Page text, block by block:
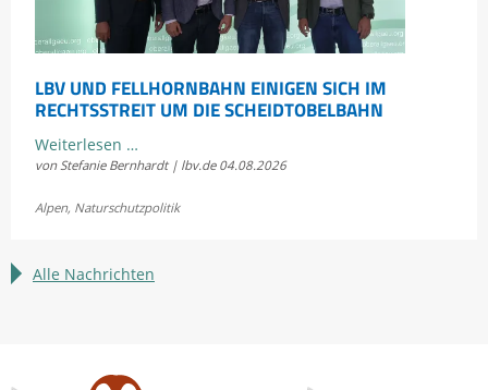
LBV UND FELLHORNBAHN EINIGEN SICH IM
RECHTSSTREIT UM DIE SCHEIDTOBELBAHN
Weiterlesen …
und
einigen
im
Scheidtobelbahn
von Stefanie Bernhardt | lbv.de 04.08.2026
Alpen, Naturschutzpolitik
Alle Nachrichten